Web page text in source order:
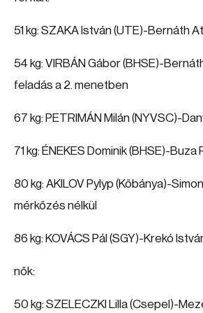
51 kg: SZAKA István (UTE)-Bernáth
54 kg: VIRBÁN Gábor (BHSE)-
feladás a 2. menetben
67 kg: PETRIMÁN Milán (NYVSC)-
71 kg: ÉNEKES Dominik (BHSE)-
80 kg: AKILOV Pylyp (Kőbánya)-
mérkőzés nélkül
86 kg: KOVÁCS Pál (SGY)-Krekó
nők:
50 kg: SZELECZKI Lilla (Csepel)-